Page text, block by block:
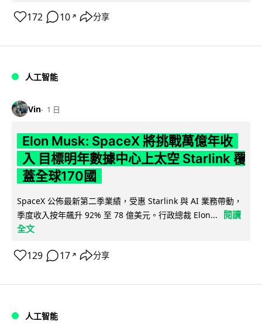
172 10 ↗ 分享
人工智能
Vin 1 日
Elon Musk: SpaceX 將挑戰萬億年收
入 目標明年數據中心上太空 Starlink 覆
蓋全球170國
SpaceX 公佈最新第二季業績，受惠 Starlink 與 AI 業務帶動，
季度收入按年飆升 92% 至 78 億美元。行政總裁 Elon...
閱讀
全文
129 17 ↗ 分享
人工智能